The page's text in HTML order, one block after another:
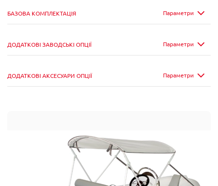
Параметри
БАЗОВА КОМПЛЕКТАЦІЯ
Параметри
ДОДАТКОВІ ЗАВОДСЬКІ ОПЦІЇ
Параметри
ДОДАТКОВІ АКСЕСУАРИ ОПЦІЇ